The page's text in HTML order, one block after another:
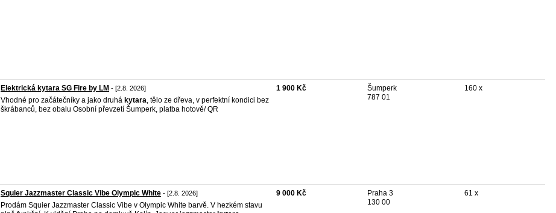
Elektrická kytara SG Fire by LM - [2.8. 2026]
Vhodné pro začátečníky a jako druhá kytara, tělo ze dřeva, v perfektní kondici bez
škrábanců, bez obalu Osobní převzetí Šumperk, platba hotově/ QR
1 900 Kč
Šumperk
787 01
160 x
Squier Jazzmaster Classic Vibe Olympic White - [2.8. 2026]
Prodám Squier Jazzmaster Classic Vibe v Olympic White barvě. V hezkém stavu
9 000 Kč
Praha 3
130 00
61 x